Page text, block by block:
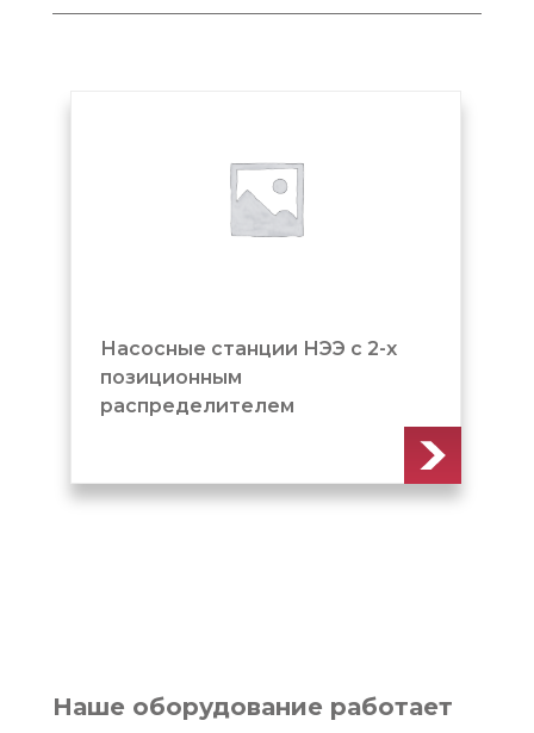
Насосные станции НЭЭ с 2-х
позиционным
распределителем
Наше оборудование работает